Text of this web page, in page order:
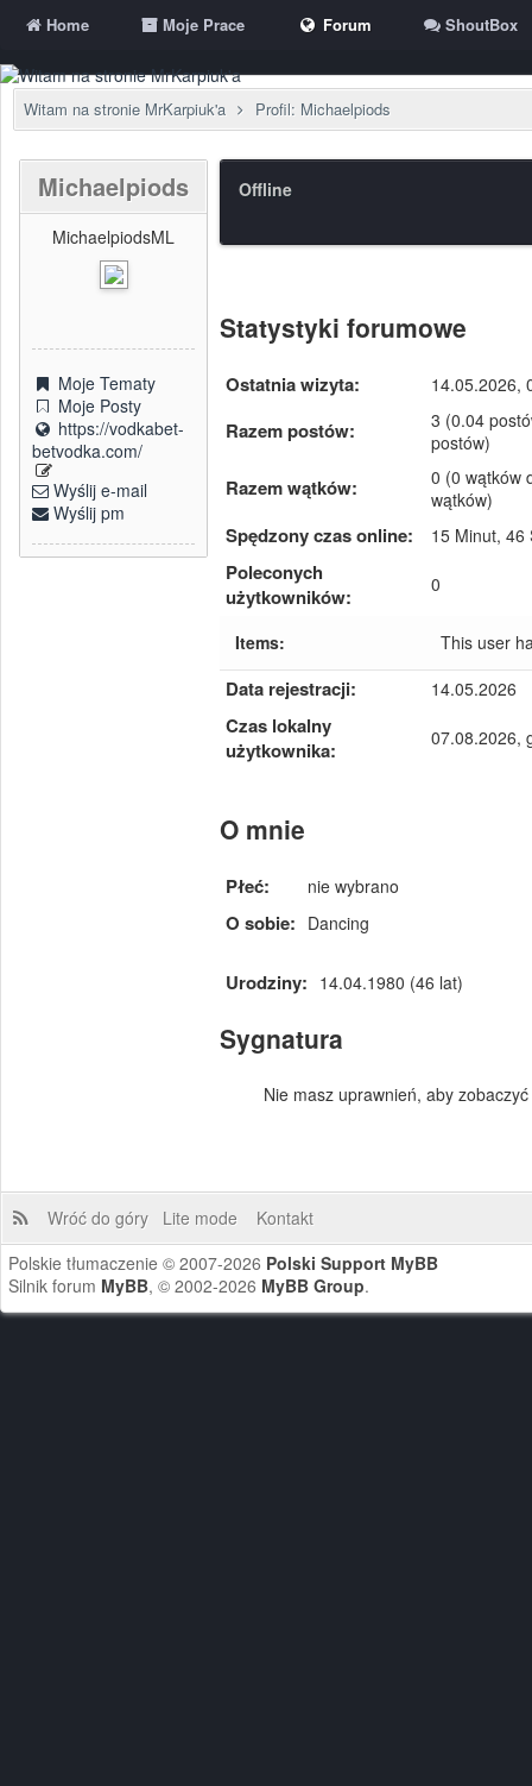
Home Moje Prace Forum ShoutBox
Witam na stronie MrKarpiuk'a Profil: Michaelpiods
Michaelpiods
MichaelpiodsML
Moje Tematy
Moje Posty
https://vodkabet-
betvodka.com/
Wyślij e-mail
Wyślij pm
Offline
Statystyki forumowe
Ostatnia wizyta: 14.05.2026,
Razem postów:
3 (0.04
postów)
Razem wątków:
0 (0 wątków
wątków)
Spędzony czas online: 15 Minut, 46
Poleconych
użytkowników:
0
Items: This user
Data rejestracji: 14.05.2026
Czas lokalny
użytkownika:
07.08.2026,
O mnie
Płeć: nie wybrano
O sobie: Dancing
Urodziny: 14.04.1980 (46 lat)
Sygnatura
Nie masz uprawnień, aby
Wróć do góry Lite mode
Kontakt
Polskie tłumaczenie © 2007-2026 Polski Support MyBB
Silnik forum MyBB, © 2002-2026 MyBB Group.